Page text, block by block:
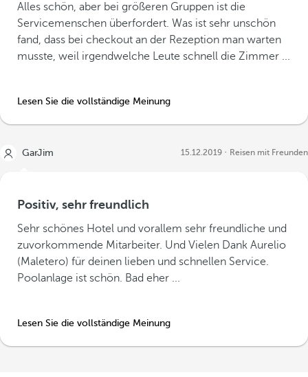
Alles schön, aber bei größeren Gruppen ist die
Servicemenschen überfordert. Was ist sehr unschön
fand, dass bei checkout an der Rezeption man warten
musste, weil irgendwelche Leute schnell die Zimmer ...
Lesen Sie die vollständige Meinung
GarJim 15.12.2019 Reisen mit Freunden
Positiv, sehr freundlich
Sehr schönes Hotel und vorallem sehr freundliche und
zuvorkommende Mitarbeiter. Und Vielen Dank Aurelio
(Maletero) für deinen lieben und schnellen Service.
Poolanlage ist schön. Bad eher ...
Lesen Sie die vollständige Meinung